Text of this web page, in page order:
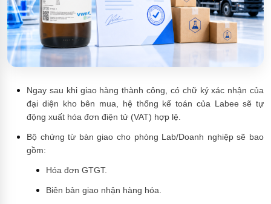
Ngay sau khi giao hàng thành công, có chữ ký xác nhận của
đại diện kho bên mua, hệ thống kế toán của Labee sẽ tự
động xuất hóa đơn điện tử (VAT) hợp lệ.
Bộ chứng từ bàn giao cho phòng Lab/Doanh nghiệp sẽ bao
gồm:
Hóa đơn GTGT.
Biên bản giao nhận hàng hóa.